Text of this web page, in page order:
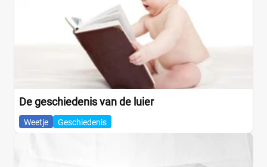
De geschiedenis van de luier
Weetje Geschiedenis